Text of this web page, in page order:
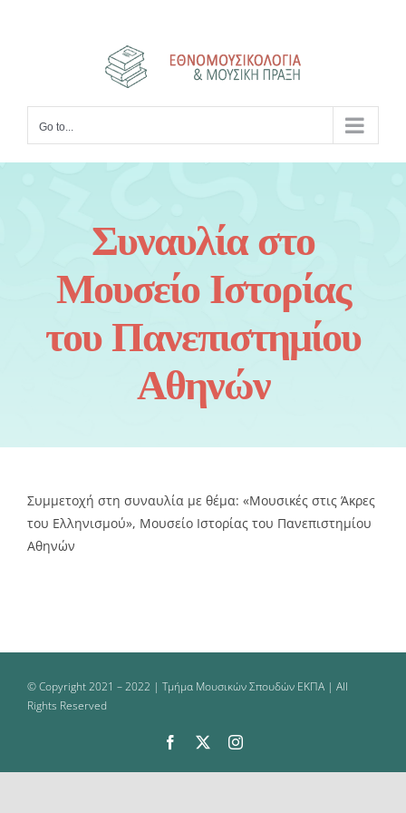
Go to...
Συναυλία στο
Μουσείο Ιστορίας
του Πανεπιστημίου
Αθηνών
Συμμετοχή στη συναυλία με θέμα: «Μουσικές στις Άκρες
του Ελληνισμού», Μουσείο Ιστορίας του Πανεπιστημίου
Αθηνών
© Copyright 2021 – 2022 | Τμήμα Μουσικών Σπουδών ΕΚΠΑ | All
Rights Reserved